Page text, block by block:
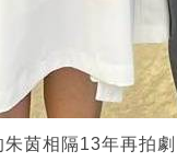
朱茵相隔13年再拍